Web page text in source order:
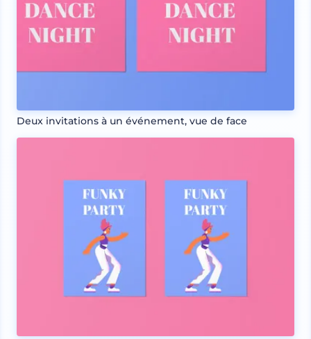
Deux invitations à un événement, vue de face